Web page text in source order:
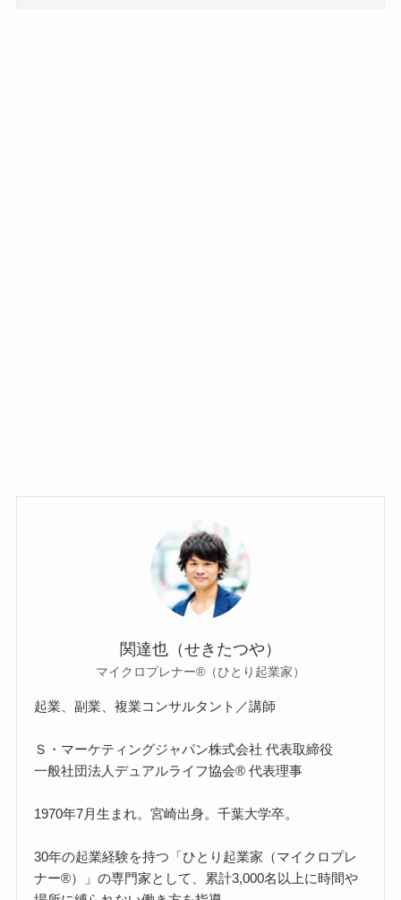
関達也（せきたつや）
マイクロプレナー®（ひとり起業家）
起業、副業、複業コンサルタント／講師
Ｓ・マーケティングジャパン株式会社 代表取締役
一般社団法人デュアルライフ協会® 代表理事
1970年7月生まれ。宮崎出身。千葉大学卒。
30年の起業経験を持つ「ひとり起業家（マイクロプレ
ナー®）」の専門家として、累計3,000名以上に時間や